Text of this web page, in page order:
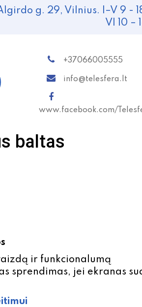
g. 29, Vilnius. I–V 9 -
VI 10 –
+37066005555
info@telesfera.lt
www.facebook.com/
baltas
ir funkcionalumą
sprendimas, jei ekranas